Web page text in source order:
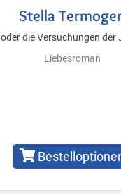
Stella
oder die Versuchungen der
Liebesroman